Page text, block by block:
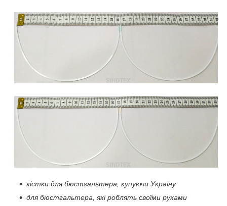
кістки для бюстгальтера, купуючи Україну
для бюстгальтера, які роблять своїми руками